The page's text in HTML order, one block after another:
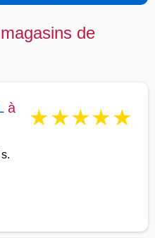
de
à
★★★★★